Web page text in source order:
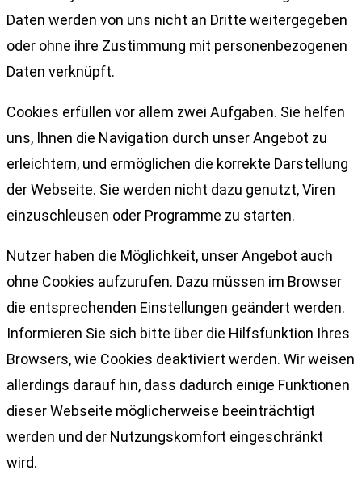
Daten werden von uns nicht an Dritte weitergegeben
oder ohne ihre Zustimmung mit personenbezogenen
Daten verknüpft.
Cookies erfüllen vor allem zwei Aufgaben. Sie helfen
uns, Ihnen die Navigation durch unser Angebot zu
erleichtern, und ermöglichen die korrekte Darstellung
der Webseite. Sie werden nicht dazu genutzt, Viren
einzuschleusen oder Programme zu starten.
Nutzer haben die Möglichkeit, unser Angebot auch
ohne Cookies aufzurufen. Dazu müssen im Browser
die entsprechenden Einstellungen geändert werden.
Informieren Sie sich bitte über die Hilfsfunktion Ihres
Browsers, wie Cookies deaktiviert werden. Wir weisen
allerdings darauf hin, dass dadurch einige Funktionen
dieser Webseite möglicherweise beeinträchtigt
werden und der Nutzungskomfort eingeschränkt
wird.